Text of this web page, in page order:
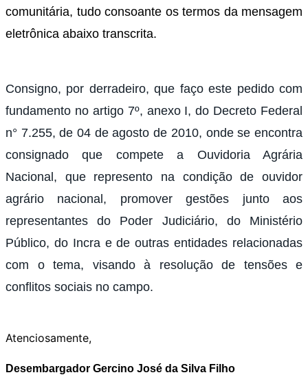
comunitária, tudo consoante os termos da mensagem
eletrônica abaixo transcrita.
Consigno, por derradeiro, que faço este pedido com
fundamento no artigo 7º, anexo I, do Decreto Federal
n° 7.255, de 04 de agosto de 2010, onde se encontra
consignado que compete a Ouvidoria Agrária
Nacional, que represento na condição de ouvidor
agrário nacional, promover gestões junto aos
representantes do Poder Judiciário, do Ministério
Público, do Incra e de outras entidades relacionadas
com o tema, visando à resolução de tensões e
conflitos sociais no campo.
Atenciosamente,
Desembargador Gercino José da Silva Filho